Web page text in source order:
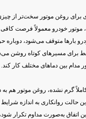
برای روغن موتور سخت‌تر از
خودرو معمولاً فرصت کافی
بارها متوقف می‌شود، دوباره
برای مسیرهای کوتاه روشن
مدام بین دماهای مختلف کار کند.
گرم نشده، روغن موتور هم به
حالت روانکاری به اندازه شرایط
اتفاق به‌صورت مداوم تکرار